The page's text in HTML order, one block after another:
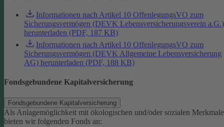
Informationen nach Artikel 10 OffenlegungsVO zum
Sicherungsvermögen (DEVK Lebensversicherungsverein a.G.)
herunterladen (PDF, 187 KB)
Informationen nach Artikel 10 OffenlegungsVO zum
Sicherungsvermögen (DEVK Allgemeine Lebensversicherung
AG) herunterladen (PDF, 188 KB)
Fondsgebundene Kapitalversicherung
Fondsgebundene Kapitalversicherung
Als Anlagemöglichkeit mit ökologischen und/oder sozialen
bieten wir folgenden Fonds an: